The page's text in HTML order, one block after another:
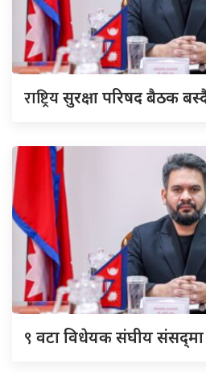
राष्ट्रियसुरक्षा परिषद बैठक
९ वटा विधेयक संघीय संसद्‌मा